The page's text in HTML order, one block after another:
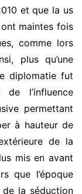
et que la us
maintes fois
comme lors
plus qu’une
diplomatie fut
l’influence
permettant
à hauteur de
de la
mis en avant
que l’époque
la séduction